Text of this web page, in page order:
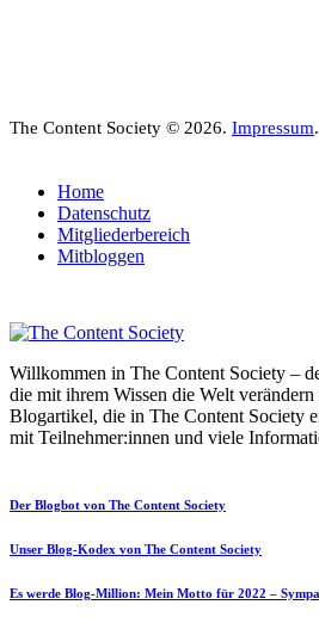
The Content Society © 2026. Impressum.
Home
Datenschutz
Mitgliederbereich
Mitbloggen
Willkommen in The Content Society –
die mit ihrem Wissen die Welt
Blogartikel, die in The Content Society
mit Teilnehmer:innen und viele
Der Blogbot von The Content Society
Unser Blog-Kodex von The Content Society
Es werde Blog-Million: Mein Motto für 2022 –